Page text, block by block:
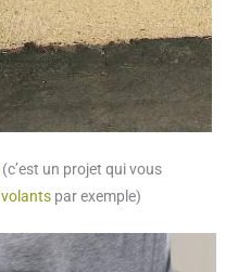
(c’est un projet qui vous
volants par exemple)